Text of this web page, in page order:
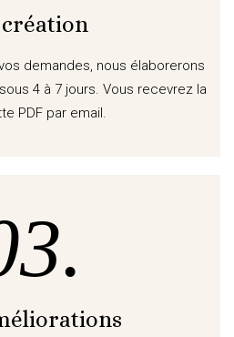
demandes, nous élaborerons
4 à 7 jours. Vous recevrez la
PDF par email.